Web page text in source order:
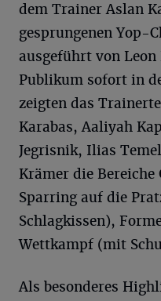
dem Trainer Aslan
gesprungenen Yop-
ausgeführt von
Publikum sofort in
zeigten das
Karabas, Aaliyah
Jegrisnik, Ilias
Krämer die
Sparring auf die
Schlagkissen),
Wettkampf (mit
Als besonderes